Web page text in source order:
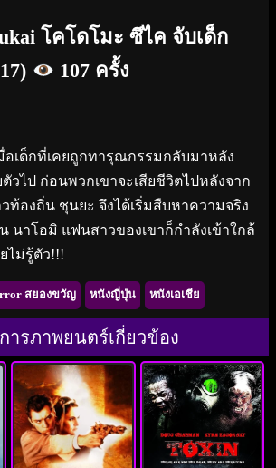
โคโดโมะ ซึไค จับเด็ก
107 ครั้ง
มื่อเด็กที่เคยถูกทารุณกรรมกลับมาหลัง
วไป ก่อนพวกเขาจะเสียชีวิตไปหลังจาก
ท้องถิ่น ชุนยะ จึงได้เริ่มสืบหาความจริง
นาโอมิ แฟนสาวของเขาก็กำลังเข้าใกล้
ไม่รู้ตัว!!!
สยองขวัญ หนังญี่ปุ่น หนังเอเชีย
ารภาพยนตร์เกี่ยวข้อง